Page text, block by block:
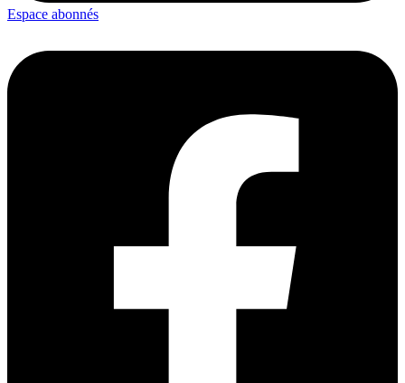
Espace abonnés